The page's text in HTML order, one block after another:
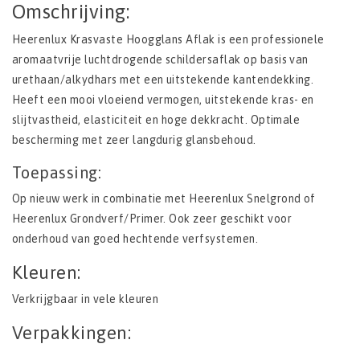
Omschrijving:
Heerenlux Krasvaste Hoogglans Aflak is een professionele
aromaatvrije luchtdrogende schildersaflak op basis van
urethaan/alkydhars met een uitstekende kantendekking.
Heeft een mooi vloeiend vermogen, uitstekende kras- en
slijtvastheid, elasticiteit en hoge dekkracht. Optimale
bescherming met zeer langdurig glansbehoud.
Toepassing:
Op nieuw werk in combinatie met Heerenlux Snelgrond of
Heerenlux Grondverf/Primer. Ook zeer geschikt voor
onderhoud van goed hechtende verfsystemen.
Kleuren:
Verkrijgbaar in vele kleuren
Verpakkingen: